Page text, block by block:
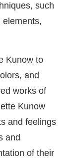
such
elements,
Kunow to
and
works of
Kunow
and feelings
and
of their